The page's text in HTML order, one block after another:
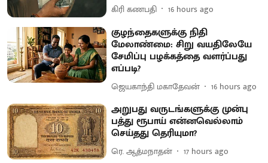
கிரி கணபதி 16 hours ago
குழந்தைகளுக்கு நிதி
மேலாண்மை: சிறு வயதிலேயே
சேமிப்பு பழக்கத்தை வளர்ப்பது
எப்படி?
ஜெயகாந்தி மகாதேவன் 16 hours ago
அறுபது வருடங்களுக்கு முன்பு
பத்து ரூபாய் என்னவெல்லாம்
செய்தது தெரியுமா?
ரெ. ஆத்மநாதன் 17 hours ago